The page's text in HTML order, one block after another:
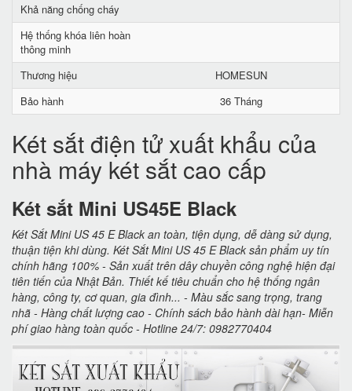
Khả năng chống cháy
Hệ thống khóa liên hoàn
thông minh
Thương hiệu
HOMESUN
Bảo hành
36 Tháng
Két sắt điện tử xuất khẩu của
nhà máy két sắt cao cấp
Két sắt Mini US45E Black
Két Sắt Mini US 45 E Black an toàn, tiện dụng, dễ dàng sử dụng,
thuận tiện khi dùng. Két Sắt Mini US 45 E Black sản phẩm uy tín
chính hãng 100% - Sản xuất trên dây chuyền công nghệ hiện đại
tiên tiến của Nhật Bản. Thiết kế tiêu chuẩn cho hệ thống ngân
hàng, công ty, cơ quan, gia đình... - Màu sắc sang trọng, trang
nhã - Hàng chất lượng cao - Chính sách bảo hành dài hạn- Miễn
phí giao hàng toàn quốc - Hotline 24/7: 0982770404